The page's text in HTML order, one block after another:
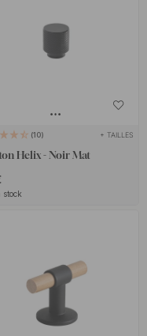
10 + TAILLES
Helix - Noir Mat
stock